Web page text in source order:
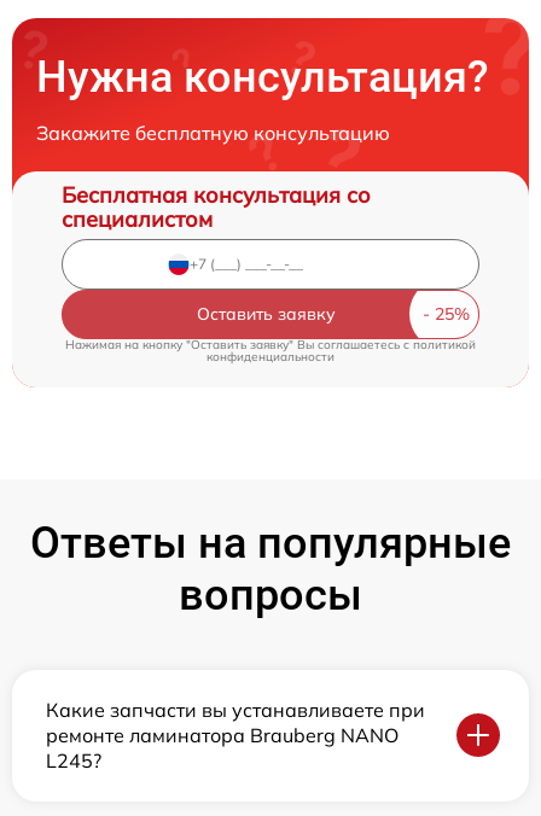
Нужна консультация?
Закажите бесплатную консультацию
Бесплатная консультация со
специалистом
Оставить заявку
Нажимая на кнопку "Оставить заявку" Вы соглашаетесь cполитикой
конфиденциальности
Ответы на популярные
вопросы
Какие запчасти вы устанавливаете при
ремонте ламинатора Brauberg NANO
L245?